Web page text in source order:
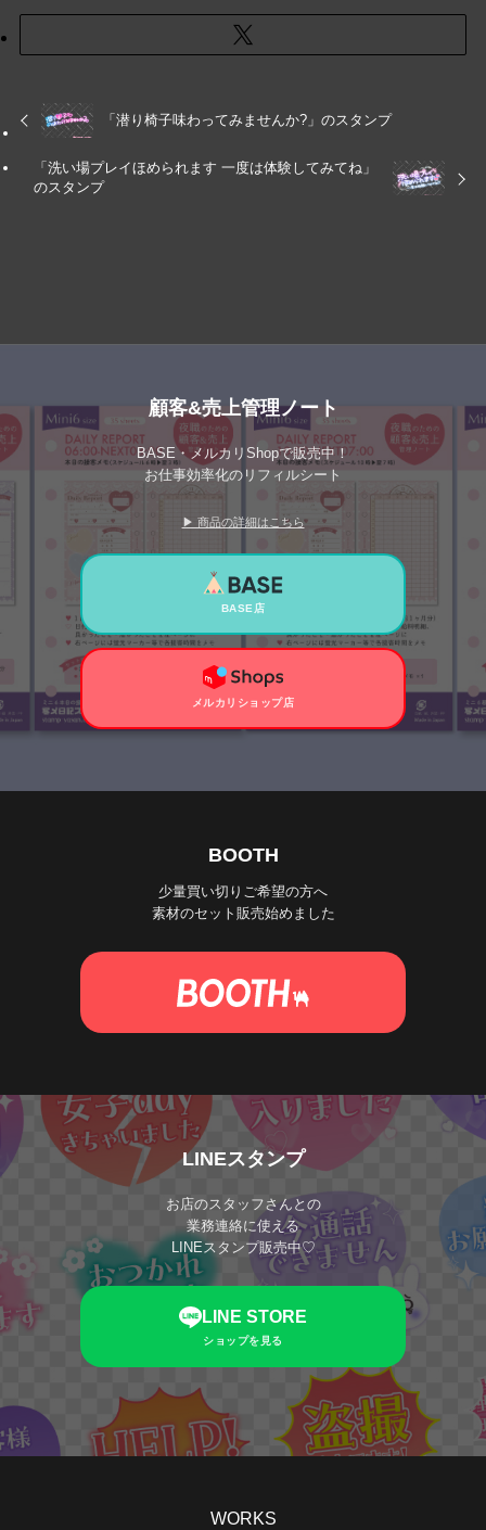
「潜り椅子味わってみませんか?」のスタンプ
「洗い場プレイほめられます 一度は体験してみてね」
のスタンプ
顧客&売上管理ノート
BASE・メルカリShopで販売中！
お仕事効率化のリフィルシート
▶ 商品の詳細はこちら
BASE店
メルカリショップ店
BOOTH
少量買い切りご希望の方へ
素材のセット販売始めました
LINEスタンプ
お店のスタッフさんとの
業務連絡に使える
LINEスタンプ販売中♡
LINE STORE
ショップを見る
WORKS